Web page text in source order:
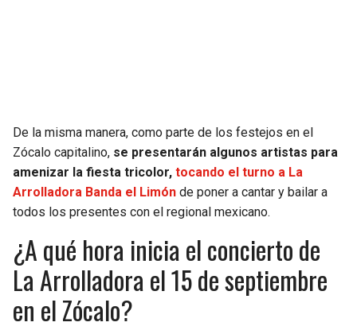
De la misma manera, como parte de los festejos en el
Zócalo capitalino, se presentarán algunos artistas para
amenizar la fiesta tricolor, tocando el turno a La
Arrolladora Banda el Limón de poner a cantar y bailar a
todos los presentes con el regional mexicano.
¿A qué hora inicia el concierto de
La Arrolladora el 15 de septiembre
en el Zócalo?